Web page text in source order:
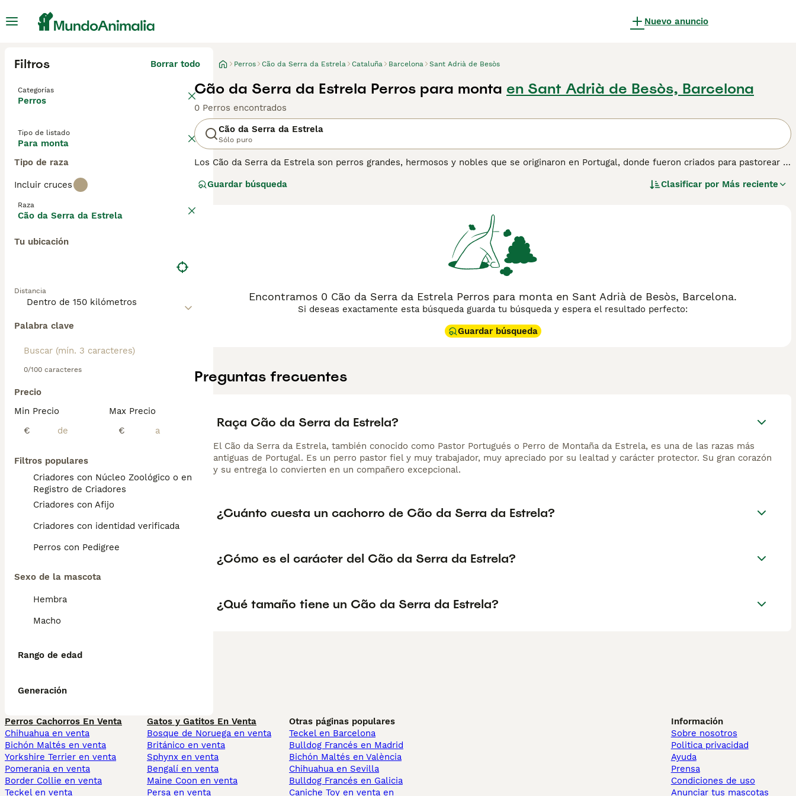
Nuevo anuncio
Filtros Borrar todo
Categorías
Perros
Tipo de listado
Para monta
Tipo de raza
Incluir cruces
Raza
Cão da Serra da Estrela
Tu ubicación
Distancia
Palabra clave
0/100 caracteres
Precio
Min Precio
€
Max Precio
€
Filtros populares
Criadores con Núcleo Zoológico o en el
Registro de Criadores
Criadores con Afijo
Criadores con identidad verificada
Perros con Pedigree
Sexo de la mascota
Hembra
Macho
Rango de edad
Generación
Perros Cão da Serra da Estrela Cataluña Barcelona Sant Adrià de Besòs
Cão da Serra da Estrela Perros para monta en Sant Adrià de Besòs, Barcelona
0 Perros encontrados
Cão da Serra da Estrela
Sólo puro
Los Cão da Serra da Estrela son perros grandes, hermosos y nobles que se originaron en Portugal, donde fueron criados para pastorear y
así como por su carácter amable y cariñoso, por lo que siempre se han apreciado en su Portugal natal. Lee nuestra página de consejos de
Guardar búsqueda Clasificar por Más reciente
Encontramos 0 Cão da Serra da Estrela Perros para monta en Sant Adrià de Besòs, Barcelona.
Si deseas exactamente esta búsqueda guarda tu búsqueda y espera el resultado perfecto:
Guardar búsqueda
Preguntas frecuentes
Raça Cão da Serra da Estrela?
El Cão da Serra da Estrela, también conocido como Pastor Portugués o Perro de Montaña da Estrela, es una de las razas más
antiguas de Portugal. Es un perro pastor fiel y muy trabajador, muy apreciado por su lealtad y carácter protector. Su gran corazón
y su entrega lo convierten en un compañero excepcional.
¿Cuánto cuesta un cachorro de Cão da Serra da Estrela?
¿Cómo es el carácter del Cão da Serra da Estrela?
¿Qué tamaño tiene un Cão da Serra da Estrela?
Perros Cachorros En Venta
Chihuahua en venta
Bichón Maltés en venta
Yorkshire Terrier en venta
Pomerania en venta
Border Collie en venta
Teckel en venta
Gatos y Gatitos En Venta
Bosque de Noruega en venta
Británico en venta
Sphynx en venta
Bengalí en venta
Maine Coon en venta
Persa en venta
Otras páginas populares
Teckel en Barcelona
Bulldog Francés en Madrid
Bichón Maltés en València
Chihuahua en Sevilla
Bulldog Francés en Galicia
Caniche Toy en venta en
Información
Sobre nosotros
Politica privacidad
Ayuda
Prensa
Condiciones de uso
Anunciar tus mascotas